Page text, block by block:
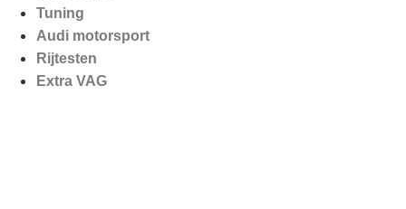
Tuning
Audi motorsport
Rijtesten
Extra VAG